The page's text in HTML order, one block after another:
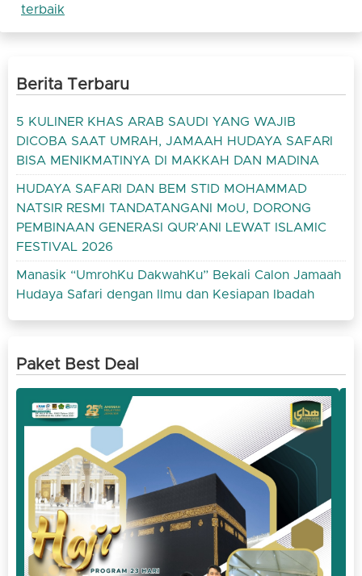
terbaik
Berita Terbaru
5 KULINER KHAS ARAB SAUDI YANG WAJIB
DICOBA SAAT UMRAH, JAMAAH HUDAYA SAFARI
BISA MENIKMATINYA DI MAKKAH DAN MADINA
HUDAYA SAFARI DAN BEM STID MOHAMMAD
NATSIR RESMI TANDATANGANI MoU, DORONG
PEMBINAAN GENERASI QUR’ANI LEWAT ISLAMIC
FESTIVAL 2026
Manasik “UmrohKu DakwahKu” Bekali Calon Jamaah
Hudaya Safari dengan Ilmu dan Kesiapan Ibadah
Paket Best Deal